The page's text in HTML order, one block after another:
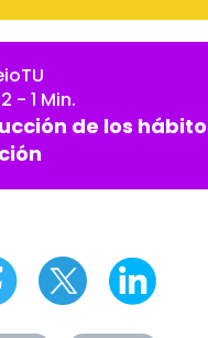
- 1 Min.
de los